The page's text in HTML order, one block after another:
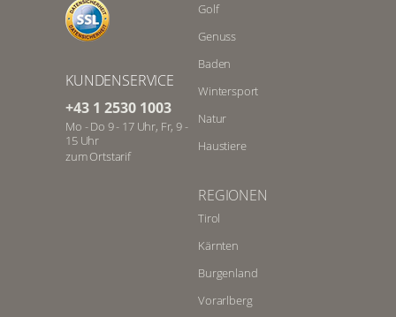
Seekirchl und die Pfarrkirche St.
Oswald, den Kalvarienberg, das
Bienenlehrpfad, den
Kulturwanderweg oder die Porta
Claudia. Für einen Ausflug bieten
sich Telfs, Innsbruck, Garmisch-
Partenkirchen und Reutte an.
KUNDENSERVICE
+43 1 2530 1003
Mo - Do 9 - 17 Uhr, Fr, 9 -
15 Uhr
zum Ortstarif
Golf
Genuss
Baden
Wintersport
Natur
Haustiere
REGIONEN
Tirol
Kärnten
Burgenland
Vorarlberg